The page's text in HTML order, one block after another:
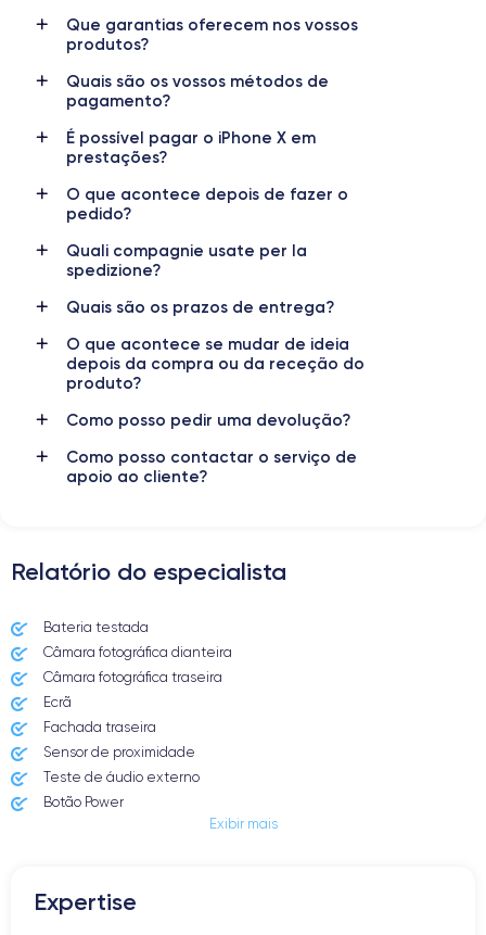
Nom de la puce
Apple A11 Bionic
Nombre de cœurs
Nom GPU
Apple GPU (3-Core)
Fréq. processeur
Caméra
Résolution vidéo
4K - 3840x2160px Oui, minimum 15W
2716 mAh No
Réseau mobile Débloqué
Pour découvrir toutes les caractéristiques, vous pouvez consulter
Que garantias oferecem nos vossos
produtos?
Quais são os vossos métodos de
pagamento?
É possível pagar o iPhone X em
prestações?
O que acontece depois de fazer o
pedido?
Quali compagnie usate per la
spedizione?
Quais são os prazos de entrega?
O que acontece se mudar de ideia
depois da compra ou da receção do
produto?
Como posso pedir uma devolução?
Como posso contactar o serviço de
apoio ao cliente?
Relatório do especialista
Bateria testada
Câmara fotográfica dianteira
Câmara fotográfica traseira
Ecrã
Fachada traseira
Sensor de proximidade
Teste de áudio externo
Botão Power
Entrada Jack ou Lightening
Altifalante
Exibir mais
Expertise